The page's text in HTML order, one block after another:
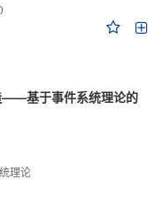
——基于事件系统理论的
理论